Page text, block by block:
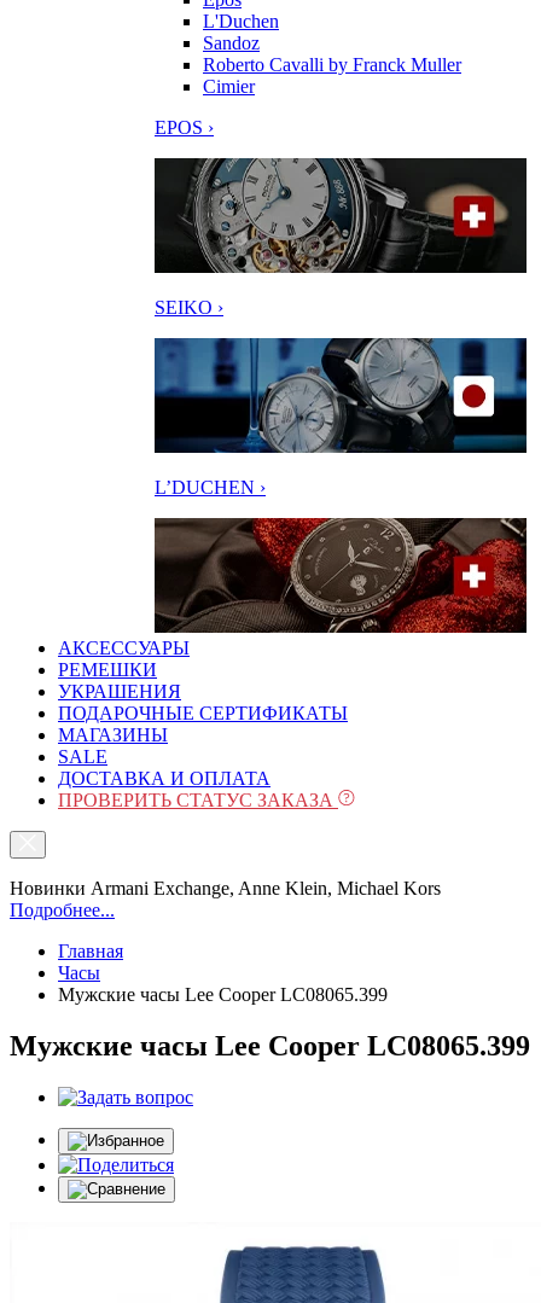
L'Duchen
Sandoz
Roberto Cavalli by Franck Muller
Cimier
EPOS ›
SEIKO ›
L’DUCHEN ›
АКСЕССУАРЫ
РЕМЕШКИ
УКРАШЕНИЯ
ПОДАРОЧНЫЕ СЕРТИФИКАТЫ
МАГАЗИНЫ
SALE
ДОСТАВКА И ОПЛАТА
ПРОВЕРИТЬ СТАТУС ЗАКАЗА
Новинки Armani Exchange, Anne Klein, Michael Kors
Подробнее...
Главная
Часы
Мужские часы Lee Cooper LC08065.399
Мужские часы Lee Cooper LC08065.399